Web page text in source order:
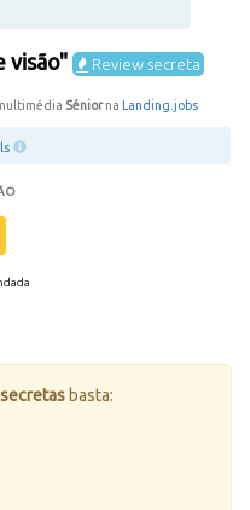
visão" Review secreta
Séniorna Landing.jobs
basta: